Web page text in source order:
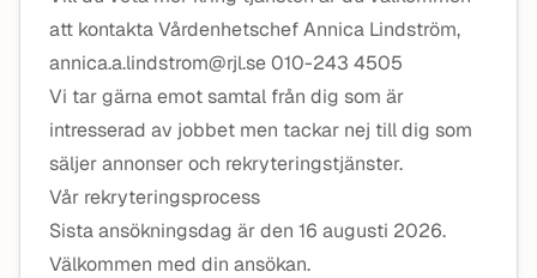
att kontakta Vårdenhetschef Annica Lindström,
annica.a.lindstrom@rjl.se 010-243 4505
Vi tar gärna emot samtal från dig som är
intresserad av jobbet men tackar nej till dig som
säljer annonser och rekryteringstjänster.
Vår rekryteringsprocess
Sista ansökningsdag är den 16 augusti 2026.
Välkommen med din ansökan.